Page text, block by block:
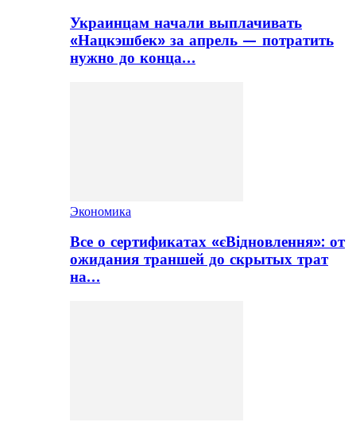
Украинцам начали выплачивать
«Нацкэшбек» за апрель — потратить
нужно до конца…
Экономика
Все о сертификатах «єВідновлення»: от
ожидания траншей до скрытых трат
на…